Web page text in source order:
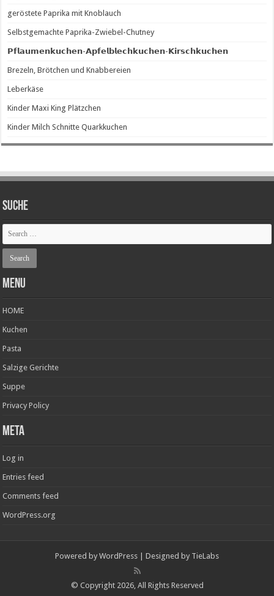
geröstete Paprika mit Knoblauch
Selbstgemachte Paprika-Zwiebel-Chutney
𝗣𝗳𝗹𝗮𝘂𝗺𝗲𝗻𝗸𝘂𝗰𝗵𝗲𝗻-𝗔𝗽𝗳𝗲𝗹𝗯𝗹𝗲𝗰𝗵𝗸𝘂𝗰𝗵𝗲𝗻-𝗞𝗶𝗿𝘀𝗰𝗵𝗸𝘂𝗰𝗵𝗲𝗻
Brezeln, Brötchen und Knabbereien
Leberkäse
Kinder Maxi King Plätzchen
Kinder Milch Schnitte Quarkkuchen
SUCHE
Menu
HOME
Kuchen
Pasta
Salzige Gerichte
Suppe
Privacy Policy
Meta
Log in
Entries feed
Comments feed
WordPress.org
Powered by WordPress | Designed by TieLabs
© Copyright 2026, All Rights Reserved